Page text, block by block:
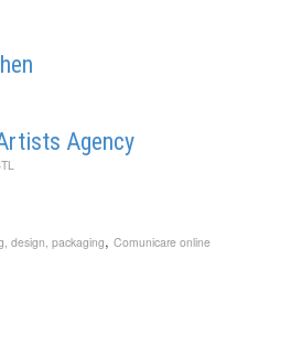
Agency
design, packaging, Comunicare online